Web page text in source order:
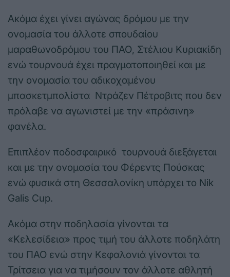
Ακόμα έχει γίνει αγώνας δρόμου με την
ονομασία του άλλοτε σπουδαίου
μαραθωνοδρόμου του ΠΑΟ, Στέλιου Κυριακίδη
ενώ τουρνουά έχει πραγματοποιηθεί και με
την ονομασία του αδικοχαμένου
μπασκετμπολίστα Ντράζεν Πέτροβιτς που δεν
πρόλαβε να αγωνιστεί με την «πράσινη»
φανέλα.
Επιπλέον ποδοσφαιρικό τουρνουά διεξάγεται
και με την ονομασία του Φέρεντς Πούσκας
ενώ φυσικά στη Θεσσαλονίκη υπάρχει το Nik
Galis Cup.
Ακόμα στην ποδηλασία γίνονται τα
«Κελεσίδεια» προς τιμή του άλλοτε ποδηλάτη
του ΠΑΟ ενώ στην Κεφαλονιά γίνονται τα
Τρίτσεια για να τιμήσουν τον άλλοτε αθλητή